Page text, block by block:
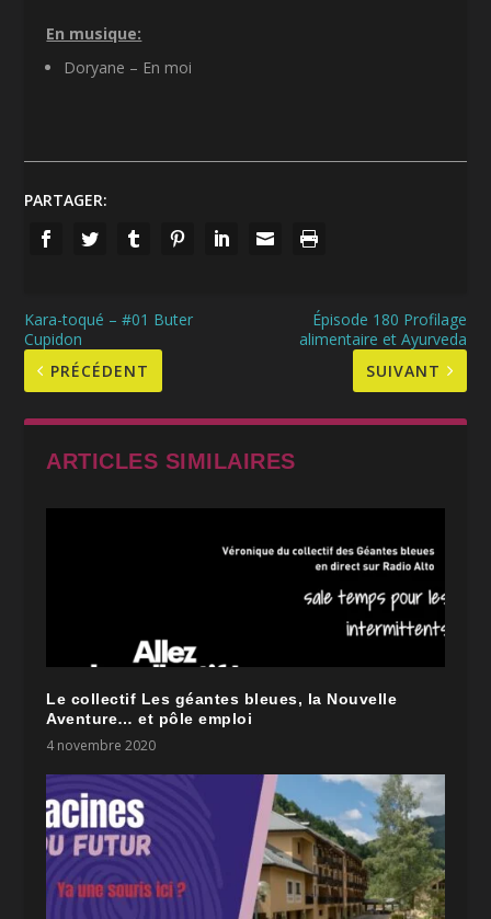
En musique:
Doryane – En moi
PARTAGER:
Kara-toqué – #01 Buter
Cupidon
PRÉCÉDENT
Épisode 180 Profilage
alimentaire et Ayurveda
SUIVANT
ARTICLES SIMILAIRES
Le collectif Les géantes bleues, la Nouvelle
Aventure… et pôle emploi
4 novembre 2020